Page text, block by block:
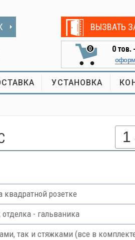
ВЫЗВАТЬ
0 0тов. -
УСТАНОВКА
1
розетке
- гальваника
так и стяжками (все в